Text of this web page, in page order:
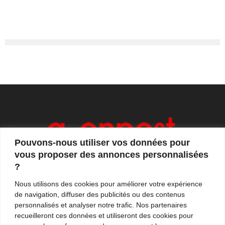
Pouvons-nous utiliser vos données pour
vous proposer des annonces personnalisées
?
Nous utilisons des cookies pour améliorer votre expérience
de navigation, diffuser des publicités ou des contenus
personnalisés et analyser notre trafic. Nos partenaires
recueilleront ces données et utiliseront des cookies pour
et de tendances. Notre équipe de journalistes vous
propose quotidiennement de suivre l'actualité en
France et à l'international.